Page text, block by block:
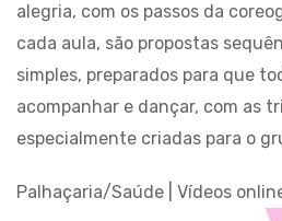
alegria, com os passos da
cada aula, são propostas
simples, preparados para que
acompanhar e dançar, com as
especialmente criadas para o
Palhaçaria/Saúde | Vídeos